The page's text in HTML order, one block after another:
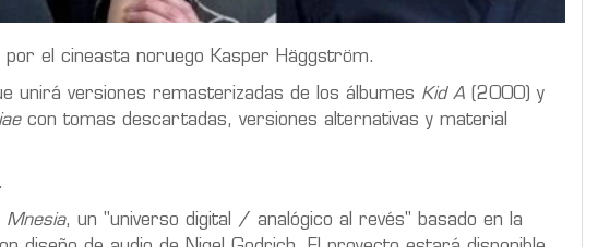
por el cineasta noruego Kasper Häggström.
unirá versiones remasterizadas de los álbumes Kid A (2000) y
con tomas descartadas, versiones alternativas y material
Mnesia, un "universo digital / analógico al revés" basado en la